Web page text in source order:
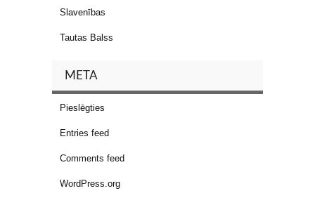
Slavenības
Tautas Balss
META
Pieslēgties
Entries feed
Comments feed
WordPress.org